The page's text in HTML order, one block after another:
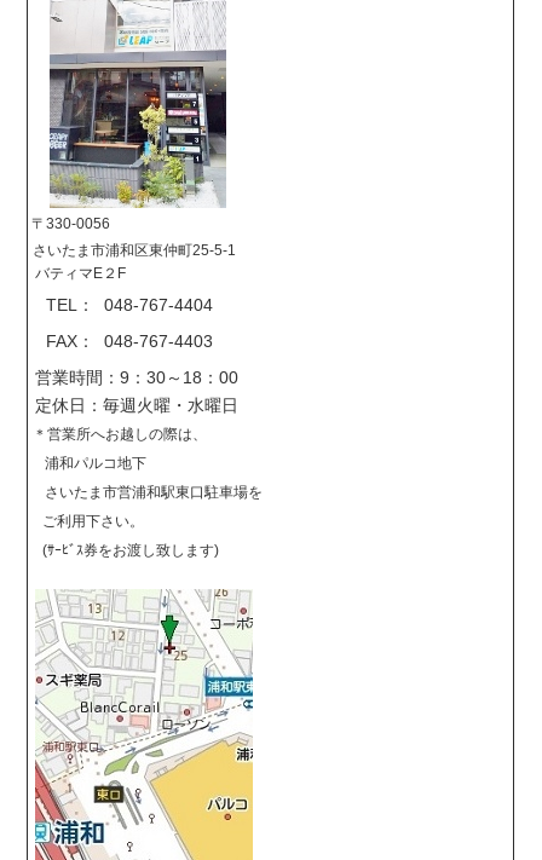
〒330-0056
さいたま市浦和区東仲町25-5-1
バティマE２F
TEL： 048-767-4404
FAX： 048-767-4403
営業時間：9：30～18：00
定休日：毎週火曜・水曜日
＊営業所へお越しの際は、
浦和パルコ地下
さいたま市営浦和駅東口駐車場を
ご利用下さい。
(ｻｰﾋﾞｽ券をお渡し致します)